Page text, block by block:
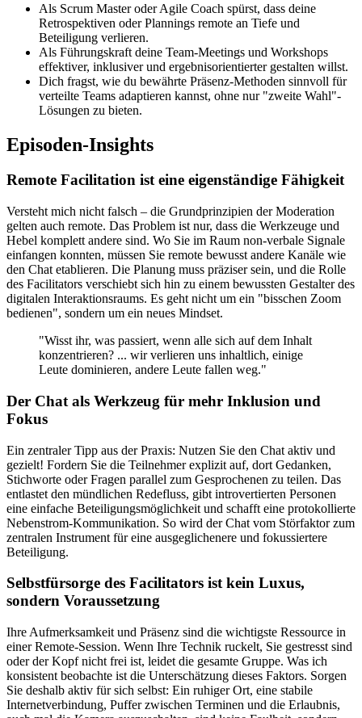
Als Scrum Master oder Agile Coach spürst, dass deine
Retrospektiven oder Plannings remote an Tiefe und
Beteiligung verlieren.
Als Führungskraft deine Team-Meetings und Workshops
effektiver, inklusiver und ergebnisorientierter gestalten willst.
Dich fragst, wie du bewährte Präsenz-Methoden sinnvoll für
verteilte Teams adaptieren kannst, ohne nur "zweite Wahl"-
Lösungen zu bieten.
Episoden-Insights
Remote Facilitation ist eine eigenständige Fähigkeit
Versteht mich nicht falsch – die Grundprinzipien der Moderation
gelten auch remote. Das Problem ist nur, dass die Werkzeuge und
Hebel komplett andere sind. Wo Sie im Raum non-verbale Signale
einfangen konnten, müssen Sie remote bewusst andere Kanäle wie
den Chat etablieren. Die Planung muss präziser sein, und die Rolle
des Facilitators verschiebt sich hin zu einem bewussten Gestalter des
digitalen Interaktionsraums. Es geht nicht um ein "bisschen Zoom
bedienen", sondern um ein neues Mindset.
"Wisst ihr, was passiert, wenn alle sich auf dem Inhalt
konzentrieren? ... wir verlieren uns inhaltlich, einige
Leute dominieren, andere Leute fallen weg."
Der Chat als Werkzeug für mehr Inklusion und
Fokus
Ein zentraler Tipp aus der Praxis: Nutzen Sie den Chat aktiv und
gezielt! Fordern Sie die Teilnehmer explizit auf, dort Gedanken,
Stichworte oder Fragen parallel zum Gesprochenen zu teilen. Das
entlastet den mündlichen Redefluss, gibt introvertierten Personen
eine einfache Beteiligungsmöglichkeit und schafft eine protokollierte
Nebenstrom-Kommunikation. So wird der Chat vom Störfaktor zum
zentralen Instrument für eine ausgeglichenere und fokussiertere
Beteiligung.
Selbstfürsorge des Facilitators ist kein Luxus,
sondern Voraussetzung
Ihre Aufmerksamkeit und Präsenz sind die wichtigste Ressource in
einer Remote-Session. Wenn Ihre Technik ruckelt, Sie gestresst sind
oder der Kopf nicht frei ist, leidet die gesamte Gruppe. Was ich
konsistent beobachte ist die Unterschätzung dieses Faktors. Sorgen
Sie deshalb aktiv für sich selbst: Ein ruhiger Ort, eine stabile
Internetverbindung, Puffer zwischen Terminen und die Erlaubnis,